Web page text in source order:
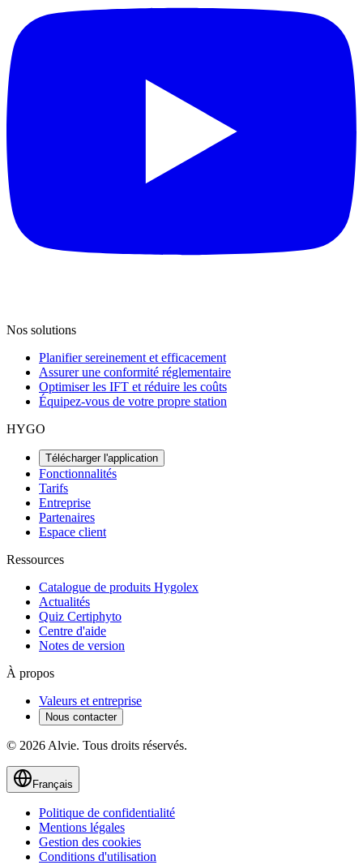
Nos solutions
Planifier sereinement et efficacement
Assurer une conformité réglementaire
Optimiser les IFT et réduire les coûts
Équipez-vous de votre propre station
HYGO
Télécharger l'application
Fonctionnalités
Tarifs
Entreprise
Partenaires
Espace client
Ressources
Catalogue de produits Hygolex
Actualités
Quiz Certiphyto
Centre d'aide
Notes de version
À propos
Valeurs et entreprise
Nous contacter
© 2026 Alvie. Tous droits réservés.
Français
Politique de confidentialité
Mentions légales
Gestion des cookies
Conditions d'utilisation